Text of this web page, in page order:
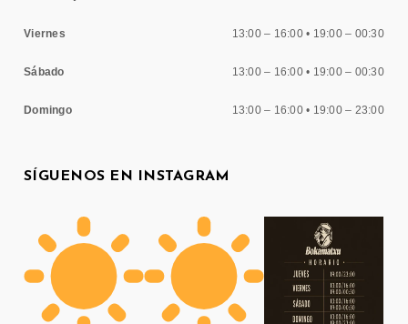
Viernes 13:00 – 16:00 • 19:00 – 00:30
Sábado 13:00 – 16:00 • 19:00 – 00:30
Domingo 13:00 – 16:00 • 19:00 – 23:00
SÍGUENOS EN INSTAGRAM